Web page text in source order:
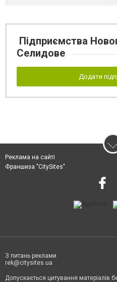
Підприємства
Селидове
Додати
Реклама на сайті
Франшиза "CitySites"
З питань реклами
rek@citysites.ua
Допускається цитування матеріалів